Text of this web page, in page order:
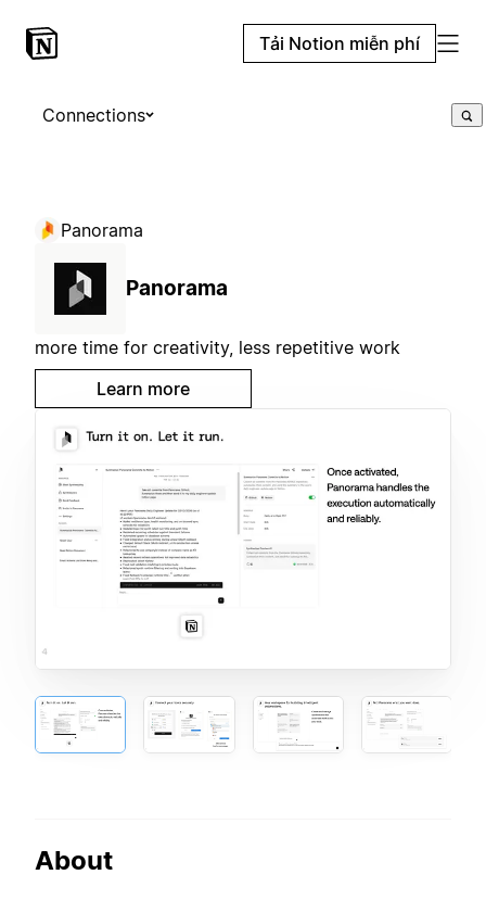
Tải Notion miễn phí
Connections
Panorama
Panorama
more time for creativity, less repetitive work
Learn more
About